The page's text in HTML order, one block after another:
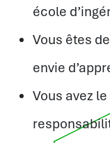
école
Vous êtes
envie
Vous avez